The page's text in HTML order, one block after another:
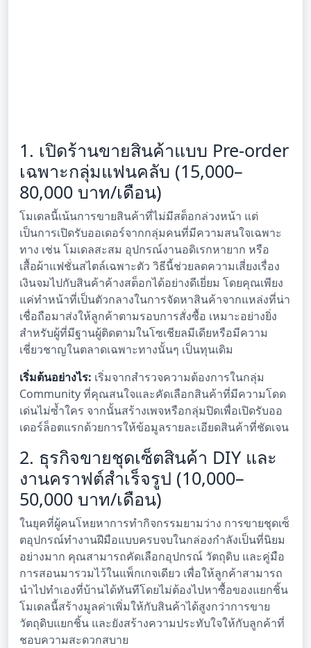
1. เปิดร้านขายสินค้าแบบ Pre-order
เฉพาะกลุ่มแฟนคลับ (15,000–
80,000 บาท/เดือน)
โมเดลนี้เน้นการขายสินค้าที่ไม่มีสต็อกล่วงหน้า แต่
เป็นการเปิดรับออเดอร์จากกลุ่มคนที่มีความสนใจเฉพาะ
ทาง เช่น โมเดลสะสม อุปกรณ์งานอดิเรกหายาก หรือ
เสื้อผ้าแฟชั่นสไตล์เฉพาะตัว วิธีนี้ช่วยลดความเสี่ยงเรื่อง
เงินจมไปกับสินค้าค้างสต็อกได้อย่างดีเยี่ยม โดยคุณเพียง
แค่ทำหน้าที่เป็นตัวกลางในการจัดหาสินค้าจากแหล่งที่น่า
เชื่อถือมาส่งให้ลูกค้าตามรอบการสั่งซื้อ เหมาะอย่างยิ่ง
สำหรับผู้ที่มีฐานผู้ติดตามในโซเชียลมีเดียหรือมีความ
เชี่ยวชาญในตลาดเฉพาะทางนั้นๆ เป็นทุนเดิม
เริ่มต้นอย่างไร: เริ่มจากสำรวจความต้องการในกลุ่ม
Community ที่คุณสนใจและคัดเลือกสินค้าที่มีความโดด
เด่นไม่ซ้ำใคร จากนั้นสร้างเพจหรือกลุ่มปิดเพื่อเปิดรับออ
เดอร์ล็อตแรกด้วยการให้ข้อมูลรายละเอียดสินค้าที่ชัดเจน
2. ธุรกิจขายชุดเซ็ตสินค้า DIY และ
งานคราฟต์สำเร็จรูป (10,000–
50,000 บาท/เดือน)
ในยุคที่ผู้คนโหยหาการทำกิจกรรมยามว่าง การขายชุดเซ็
ตอุปกรณ์ทำงานฝีมือแบบครบจบในกล่องกำลังเป็นที่นิยม
อย่างมาก คุณสามารถคัดเลือกอุปกรณ์ วัตถุดิบ และคู่มือ
การสอนมารวมไว้ในแพ็กเกจเดียว เพื่อให้ลูกค้าสามารถ
นำไปทำเองที่บ้านได้ทันทีโดยไม่ต้องไปหาซื้อของแยกชิ้น
โมเดลนี้สร้างมูลค่าเพิ่มให้กับสินค้าได้สูงกว่าการขาย
วัตถุดิบแยกชิ้น และยังสร้างความประทับใจให้กับลูกค้าที่
ชอบความสะดวกสบาย